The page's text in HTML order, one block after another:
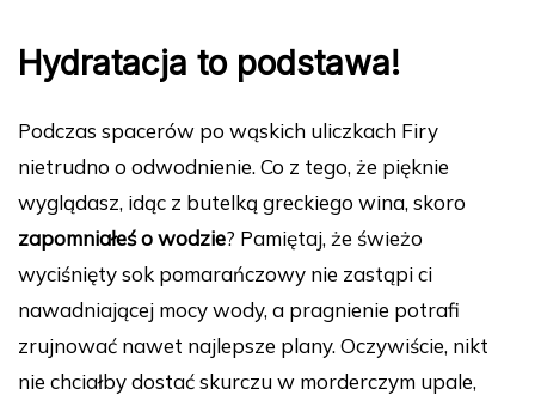
Hydratacja to podstawa!
Podczas spacerów po wąskich uliczkach Firy
nietrudno o odwodnienie. Co z tego, że pięknie
wyglądasz, idąc z butelką greckiego wina, skoro
zapomniałeś o wodzie? Pamiętaj, że świeżo
wyciśnięty sok pomarańczowy nie zastąpi ci
nawadniającej mocy wody, a pragnienie potrafi
zrujnować nawet najlepsze plany. Oczywiście, nikt
nie chciałby dostać skurczu w morderczym upale,